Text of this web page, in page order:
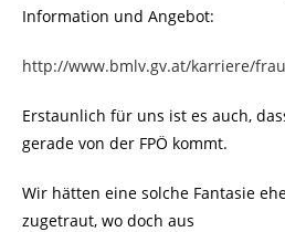
Information und Angebot:
http://www.bmlv.gv.at/karriere/
Erstaunlich für uns ist es auch,
gerade von der FPÖ kommt.
Wir hätten eine solche Fantasie
zugetraut, wo doch aus